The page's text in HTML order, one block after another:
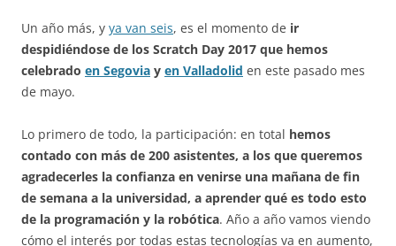
Un año más, y ya van seis, es el momento de ir
despidiéndose de los Scratch Day 2017 que hemos
celebrado en Segovia y en Valladolid en este pasado mes
de mayo.
Lo primero de todo, la participación: en total hemos
contado con más de 200 asistentes, a los que queremos
agradecerles la confianza en venirse una mañana de fin
de semana a la universidad, a aprender qué es todo esto
de la programación y la robótica. Año a año vamos viendo
cómo el interés por todas estas tecnologías va en aumento,